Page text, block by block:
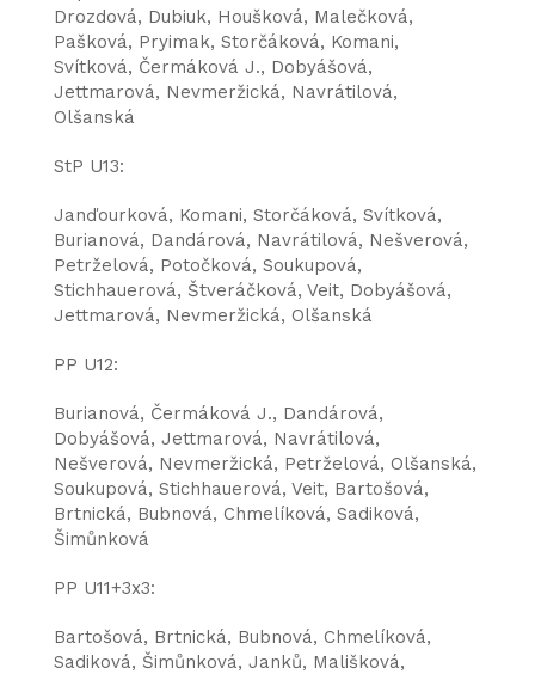
Drozdová, Dubiuk, Houšková, Malečková,
Pašková, Pryimak, Storčáková, Komani,
Svítková, Čermáková J., Dobyášová,
Jettmarová, Nevmeržická, Navrátilová,
Olšanská
StP U13:
Janďourková, Komani, Storčáková, Svítková,
Burianová, Dandárová, Navrátilová, Nešverová,
Petrželová, Potočková, Soukupová,
Stichhauerová, Štveráčková, Veit, Dobyášová,
Jettmarová, Nevmeržická, Olšanská
PP U12:
Burianová, Čermáková J., Dandárová,
Dobyášová, Jettmarová, Navrátilová,
Nešverová, Nevmeržická, Petrželová, Olšanská,
Soukupová, Stichhauerová, Veit, Bartošová,
Brtnická, Bubnová, Chmelíková, Sadiková,
Šimůnková
PP U11+3x3:
Bartošová, Brtnická, Bubnová, Chmelíková,
Sadiková, Šimůnková, Janků, Mališková,